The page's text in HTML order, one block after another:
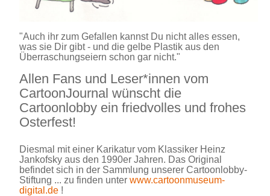
"Auch ihr zum Gefallen kannst Du nicht alles essen,
was sie Dir gibt - und die gelbe Plastik aus den
Überraschungseiern schon gar nicht."
Allen Fans und Leser*innen vom
CartoonJournal wünscht die
Cartoonlobby ein friedvolles und frohes
Osterfest!
Diesmal mit einer Karikatur vom Klassiker Heinz
Jankofsky aus den 1990er Jahren. Das Original
befindet sich in der Sammlung unserer Cartoonlobby-
Stiftung ... zu finden unter www.cartoonmuseum-
digital.de !